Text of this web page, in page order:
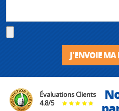
J'ENVOIE
Évaluations Clients
4.8/5